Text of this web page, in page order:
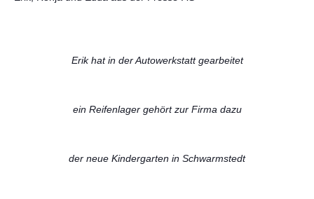
Erik hat in der Autowerkstatt gearbeitet
ein Reifenlager gehört zur Firma dazu
der neue Kindergarten in Schwarmstedt